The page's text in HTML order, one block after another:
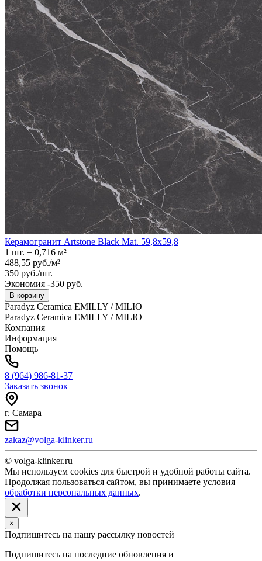
Керамогранит Artstone Black Mat. 59,8x59,8
1 шт. = 0,716 м²
488,55 руб./м²
350 руб./шт.
Экономия -350 руб.
В корзину
Paradyz Ceramica EMILLY / MILIO
Paradyz Ceramica EMILLY / MILIO
Компания
Информация
Помощь
8 (964) 986-81-37
Заказать звонок
г. Самара
zakaz@volga-klinker.ru
© volga-klinker.ru
Мы используем cookies для быстрой и удобной работы сайта.
Продолжая пользоваться сайтом, вы принимаете условия
обработки персональных данных.
×
Подпишитесь на нашу рассылку новостей
Подпишитесь на последние обновления и